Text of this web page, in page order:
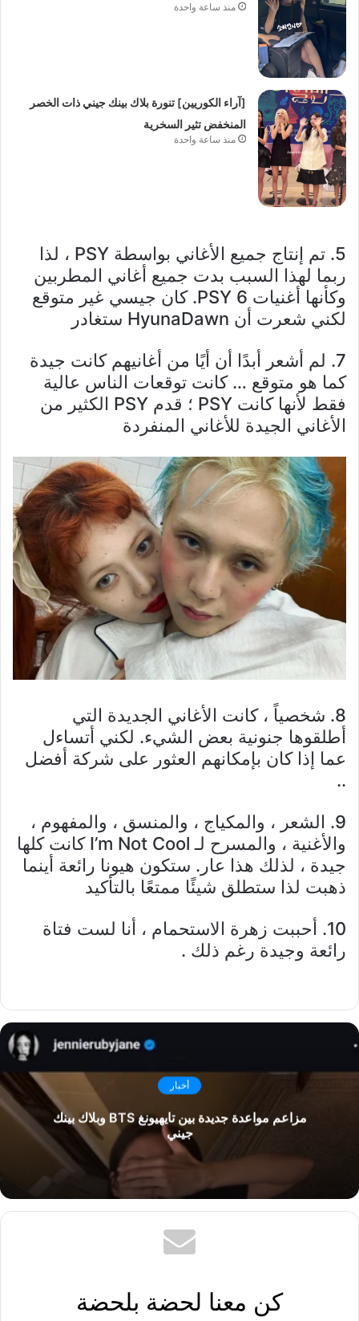
منذ ساعة واحدة
[آراء الكوريين] تنورة بلاك بينك جيني ذات الخصر
المنخفض تثير السخرية
منذ ساعة واحدة
5. تم إنتاج جميع الأغاني بواسطة PSY ، لذا
ربما لهذا السبب بدت جميع أغاني المطربين
وكأنها أغنيات PSY 6. كان جيسي غير متوقع
لكني شعرت أن HyunaDawn ستغادر
7. لم أشعر أبدًا أن أيًا من أغانيهم كانت جيدة
كما هو متوقع … كانت توقعات الناس عالية
فقط لأنها كانت PSY ؛ قدم PSY الكثير من
الأغاني الجيدة للأغاني المنفردة
8. شخصياً ، كانت الأغاني الجديدة التي
أطلقوها جنونية بعض الشيء. لكني أتساءل
عما إذا كان بإمكانهم العثور على شركة أفضل
..
9. الشعر ، والمكياج ، والمنسق ، والمفهوم ،
والأغنية ، والمسرح لـ I’m Not Cool كانت كلها
جيدة ، لذلك هذا عار. ستكون هيونا رائعة أينما
ذهبت لذا ستطلق شيئًا ممتعًا بالتأكيد
10. أحببت زهرة الاستحمام ، أنا لست فتاة
رائعة وجيدة رغم ذلك .
أخبار
مزاعم مواعدة جديدة بين تايهيونغ BTS وبلاك بينك
جيني
كن معنا لحضة بلحضة